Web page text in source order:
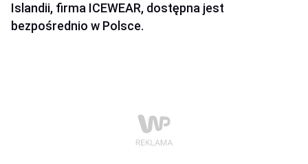
Islandii, firma ICEWEAR, dostępna jest
bezpośrednio w Polsce.